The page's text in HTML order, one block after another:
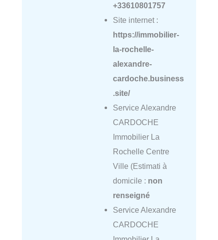
+33610801757
Site internet :
https://immobilier-
la-rochelle-
alexandre-
cardoche.business
.site/
Service Alexandre
CARDOCHE
Immobilier La
Rochelle Centre
Ville (Estimati à
domicile : non
renseigné
Service Alexandre
CARDOCHE